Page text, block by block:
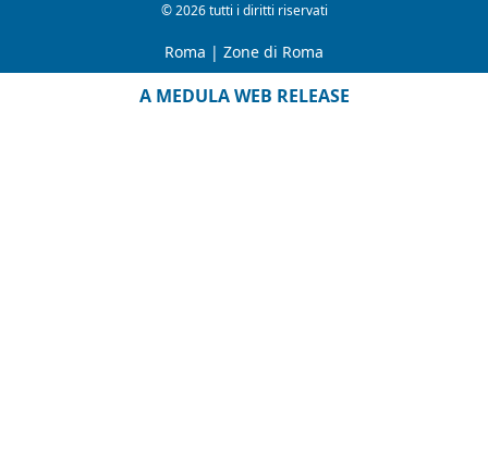
© 2026 tutti i diritti riservati
Roma | Zone di Roma
A MEDULA WEB RELEASE